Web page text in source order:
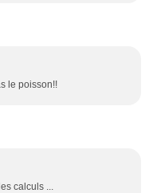
le poisson!!
calculs ...